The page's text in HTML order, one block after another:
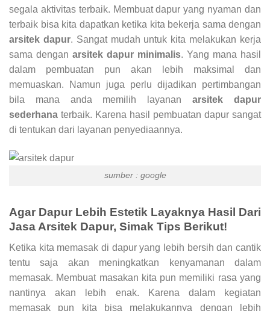
segala aktivitas terbaik. Membuat dapur yang nyaman dan
terbaik bisa kita dapatkan ketika kita bekerja sama dengan
arsitek dapur. Sangat mudah untuk kita melakukan kerja
sama dengan arsitek dapur minimalis. Yang mana hasil
dalam pembuatan pun akan lebih maksimal dan
memuaskan. Namun juga perlu dijadikan pertimbangan
bila mana anda memilih layananarsitek dapur
sederhana terbaik. Karena hasil pembuatan dapur sangat
di tentukan dari layanan penyediaannya.
sumber : google
Agar Dapur Lebih Estetik Layaknya Hasil Dari
Jasa Arsitek Dapur, Simak Tips Berikut!
Ketika kita memasak di dapur yang lebih bersih dan cantik
tentu saja akan meningkatkan kenyamanan dalam
memasak. Membuat masakan kita pun memiliki rasa yang
nantinya akan lebih enak. Karena dalam kegiatan
memasak pun kita bisa melakukannya dengan lebih